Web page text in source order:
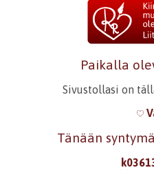
Paikalla
Sivustollasi on
Tänään